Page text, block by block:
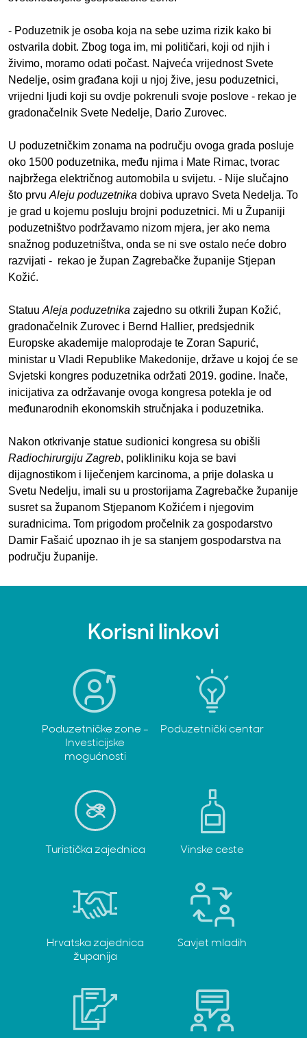
- Poduzetnik je osoba koja na sebe uzima rizik kako bi
ostvarila dobit. Zbog toga im, mi političari, koji od njih i
živimo, moramo odati počast. Najveća vrijednost Svete
Nedelje, osim građana koji u njoj žive, jesu poduzetnici,
vrijedni ljudi koji su ovdje pokrenuli svoje poslove - rekao je
gradonačelnik Svete Nedelje, Dario Zurovec.
U poduzetničkim zonama na području ovoga grada posluje
oko 1500 poduzetnika, među njima i Mate Rimac, tvorac
najbržega električnog automobila u svijetu. - Nije slučajno
što prvu Aleju poduzetnika dobiva upravo Sveta Nedelja. To
je grad u kojemu posluju brojni poduzetnici. Mi u Županiji
poduzetništvo podržavamo nizom mjera, jer ako nema
snažnog poduzetništva, onda se ni sve ostalo neće dobro
razvijati - rekao je župan Zagrebačke županije Stjepan
Kožić.
Statuu Aleja poduzetnika zajedno su otkrili župan Kožić,
gradonačelnik Zurovec i Bernd Hallier, predsjednik
Europske akademije maloprodaje te Zoran Sapurić,
ministar u Vladi Republike Makedonije, države u kojoj će se
Svjetski kongres poduzetnika održati 2019. godine. Inače,
inicijativa za održavanje ovoga kongresa potekla je od
međunarodnih ekonomskih stručnjaka i poduzetnika.
Nakon otkrivanje statue sudionici kongresa su obišli
Radiochirurgiju Zagreb, polikliniku koja se bavi
dijagnostikom i liječenjem karcinoma, a prije dolaska u
Svetu Nedelju, imali su u prostorijama Zagrebačke županije
susret sa županom Stjepanom Kožićem i njegovim
suradnicima. Tom prigodom pročelnik za gospodarstvo
Damir Fašaić upoznao ih je sa stanjem gospodarstva na
području županije.
Korisni linkovi
Poduzetničke zone -
Investicijske
mogućnosti
Poduzetnički centar
Turistička zajednica Vinske ceste
Hrvatska zajednica
županija
Savjet mladih